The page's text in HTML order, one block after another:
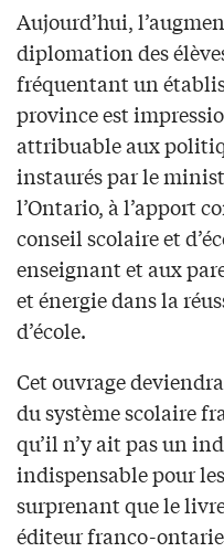
Aujourd’hui,
diplomation des
fréquentant un
province est
attribuable aux
instaurés par le
l’Ontario, à l’apport
conseil scolaire et
enseignant et aux
et énergie dans la
d’école.
Cet ouvrage
du système scolaire
qu’il n’y ait pas un
indispensable pour
surprenant que le
éditeur franco-